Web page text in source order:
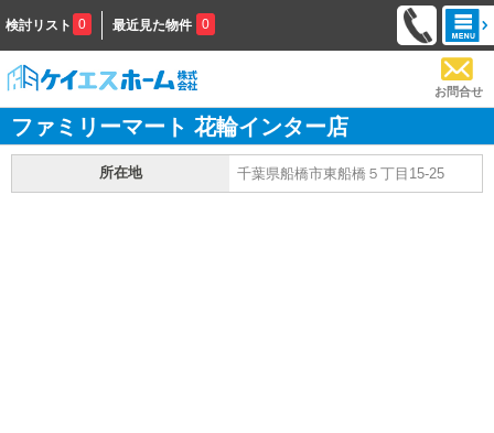
検討リスト 0 最近見た物件 0
お問合せ
ファミリーマート 花輪インター店
所在地 千葉県船橋市東船橋５丁目15-25